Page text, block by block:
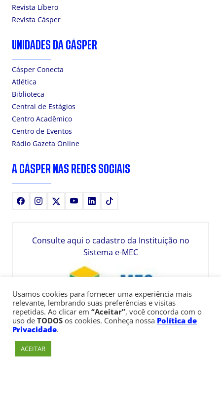
Revista Líbero
Revista Cásper
UNIDADES DA CÁSPER
Cásper Conecta
Atlética
Biblioteca
Central de Estágios
Centro Acadêmico
Centro de Eventos
Rádio Gazeta Online
A CÁSPER NAS REDES SOCIAIS
FacebookInstagram YoutubeLinkedIn
Consulte aqui o cadastro da Instituição no
Sistema e-MEC
Usamos cookies para fornecer uma experiência mais
relevante, lembrando suas preferências e visitas
repetidas. Ao clicar em “Aceitar”, você concorda com o
uso de TODOS os cookies. Conheça nossa Política de
Privacidade.
ACEITAR